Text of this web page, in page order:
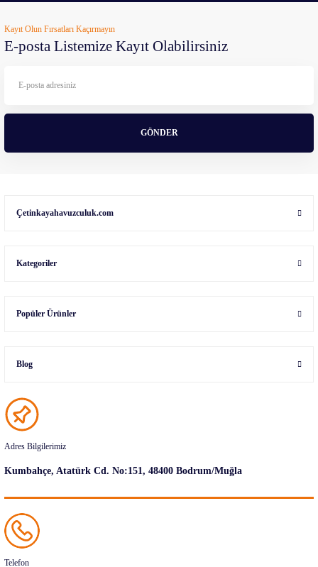
Kayıt Olun Fırsatları Kaçırmayın
E-posta Listemize Kayıt Olabilirsiniz
GÖNDER
Çetinkayahavuzculuk.com
Kategoriler
Popüler Ürünler
Blog
Adres Bilgilerimiz
Kumbahçe, Atatürk Cd. No:151, 48400 Bodrum/Muğla
Telefon